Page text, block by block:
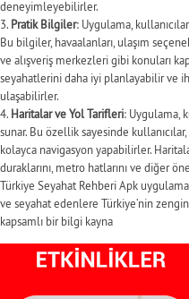
deneyimleyebilirler.
Pratik Bilgiler: Uygulama,
Bu bilgiler, havaalanları, ulaşım
ve alışveriş merkezleri gibi konuları
seyahatlerini daha iyi planlayabilir ve
ulaşabilirler.
Haritalar ve Yol Tarifleri: Uygulama,
sunar. Bu özellik sayesinde
kolayca navigasyon yapabilirler.
duraklarını, metro hatlarını ve diğer
Türkiye Seyahat Rehberi Apk
ve seyahat edenlere Türkiye’nin
kapsamlı bir bilgi kayna